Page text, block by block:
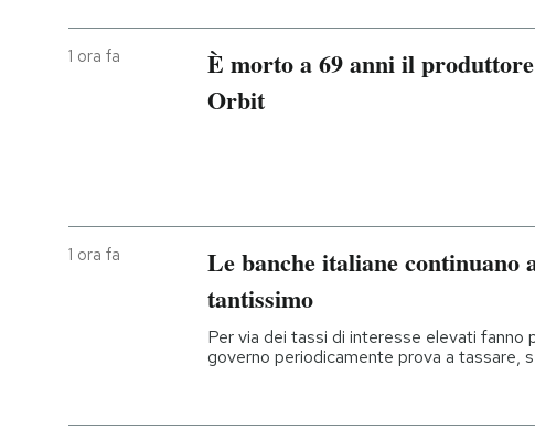
Entra
1 ora fa
È morto a 69 anni il
Orbit
1 ora fa
Le banche italiane continuano
tantissimo
Per via dei tassi di interesse elevati
governo periodicamente prova a tassare,